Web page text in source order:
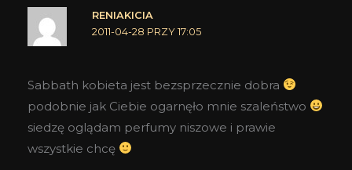
RENIAKICIA
2011-04-28 PRZY 17:05
Sabbath kobieta jest bezsprzecznie dobra
podobnie jak Ciebie ogarnęło mnie szaleństwo
siedzę oglądam perfumy niszowe i prawie
wszystkie chcę